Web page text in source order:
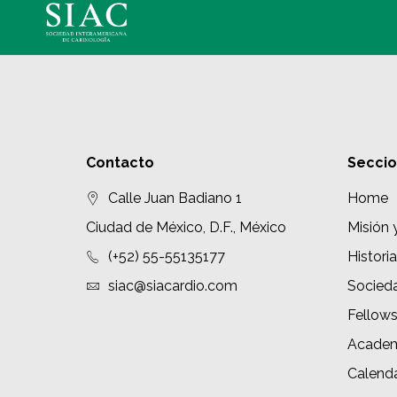
Contacto
Calle Juan Badiano 1
Ciudad de México, D.F., México
(+52) 55-55135177
siac@siacardio.com
Home
Misión
Historia
Fellows